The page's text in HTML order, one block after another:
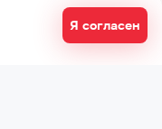
Я согласен